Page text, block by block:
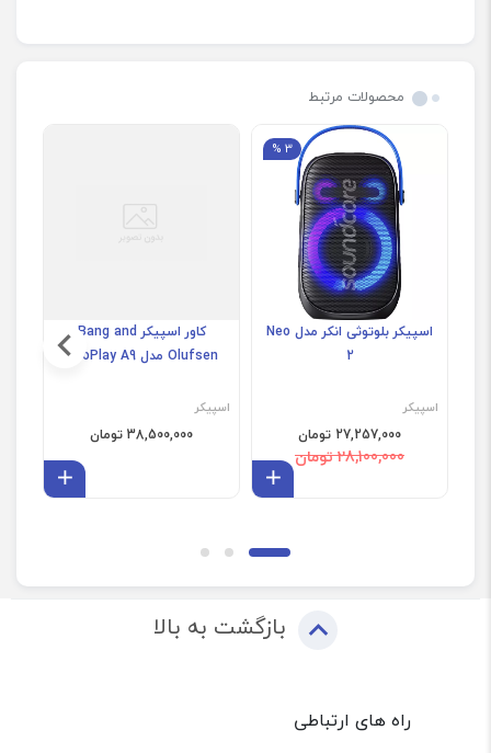
محصولات مرتبط
3 %
اسپیکر بلوتوثی انکر مدل Neo
2
اسپیکر
27,257,000 تومان
28,100,000 تومان
کاور اسپیکر Bang and
Olufsen مدل BeoPlay A9
اسپیکر
38,500,000 تومان
بازگشت به بالا
راه های ارتباطی